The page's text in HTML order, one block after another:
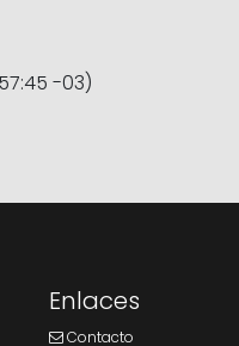
-03)
Enlaces
Contacto